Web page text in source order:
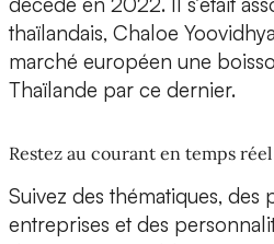
thaïlandais, Chaloe
marché européen une
Thaïlande par ce dernier.
Restez au courant en temps réel
Suivez des thématiques, des
entreprises et des